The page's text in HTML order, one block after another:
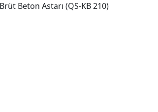
Brüt Beton Astarı (QS-KB 210)